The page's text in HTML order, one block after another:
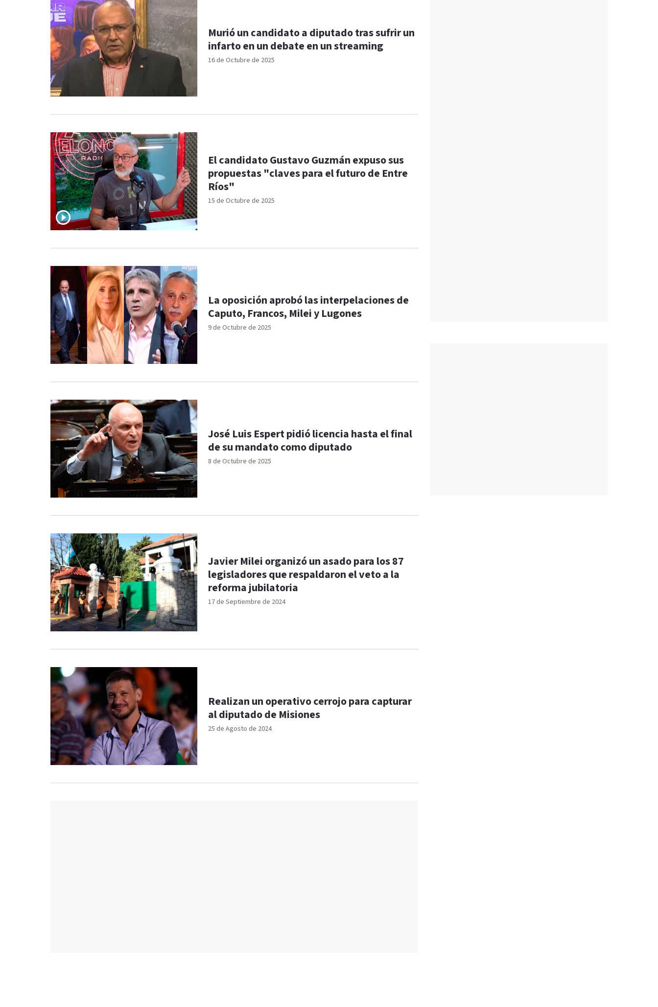
16 de Octubre de 2025
Murió un candidato a diputado tras sufrir un
infarto en un debate en un streaming
15 de Octubre de 2025
El candidato Gustavo Guzmán expuso sus
propuestas "claves para el futuro de Entre
Ríos"
9 de Octubre de 2025
La oposición aprobó las interpelaciones de
Caputo, Francos, Milei y Lugones
8 de Octubre de 2025
José Luis Espert pidió licencia hasta el final
de su mandato como diputado
17 de Septiembre de 2024
Javier Milei organizó un asado para los 87
legisladores que respaldaron el veto a la
reforma jubilatoria
25 de Agosto de 2024
Realizan un operativo cerrojo para capturar
al diputado de Misiones